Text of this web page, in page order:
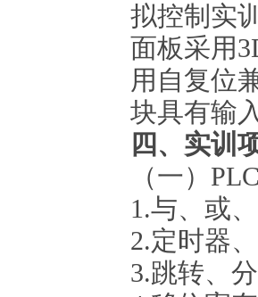
拟控制实
面板采用
用自复位
块具有输
四、 实训
（一）
1.与、或
2.定时器
3.跳转、